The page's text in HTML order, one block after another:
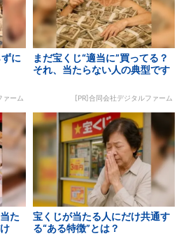
に
ァーム
まだ宝くじ“適当に”買ってる？
それ、当たらない人の典型です
[PR]合同会社デジタルファーム
た
宝くじが当たる人にだけ共通す
る“ある特徴”とは？